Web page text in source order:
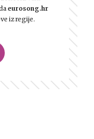
eurosong.hr
iz regije.